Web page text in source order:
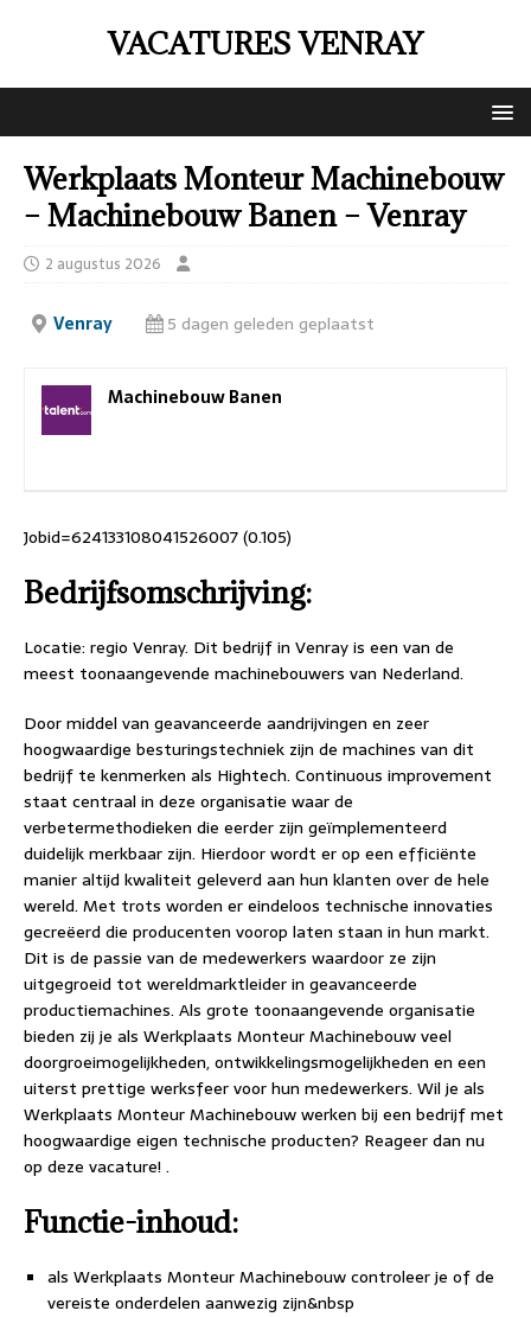
VACATURES VENRAY
Werkplaats Monteur Machinebouw
– Machinebouw Banen – Venray
2 augustus 2026
Venray 5 dagen geleden geplaatst
Machinebouw Banen
Jobid=624133108041526007 (0.105)
Bedrijfsomschrijving:
Locatie: regio Venray. Dit bedrijf in Venray is een van de
meest toonaangevende machinebouwers van Nederland.
Door middel van geavanceerde aandrijvingen en zeer
hoogwaardige besturingstechniek zijn de machines van dit
bedrijf te kenmerken als Hightech. Continuous improvement
staat centraal in deze organisatie waar de
verbetermethodieken die eerder zijn geïmplementeerd
duidelijk merkbaar zijn. Hierdoor wordt er op een efficiënte
manier altijd kwaliteit geleverd aan hun klanten over de hele
wereld. Met trots worden er eindeloos technische innovaties
gecreëerd die producenten voorop laten staan in hun markt.
Dit is de passie van de medewerkers waardoor ze zijn
uitgegroeid tot wereldmarktleider in geavanceerde
productiemachines. Als grote toonaangevende organisatie
bieden zij je als Werkplaats Monteur Machinebouw veel
doorgroeimogelijkheden, ontwikkelingsmogelijkheden en een
uiterst prettige werksfeer voor hun medewerkers. Wil je als
Werkplaats Monteur Machinebouw werken bij een bedrijf met
hoogwaardige eigen technische producten? Reageer dan nu
op deze vacature! .
Functie-inhoud:
als Werkplaats Monteur Machinebouw controleer je of de
vereiste onderdelen aanwezig zijn&nbsp